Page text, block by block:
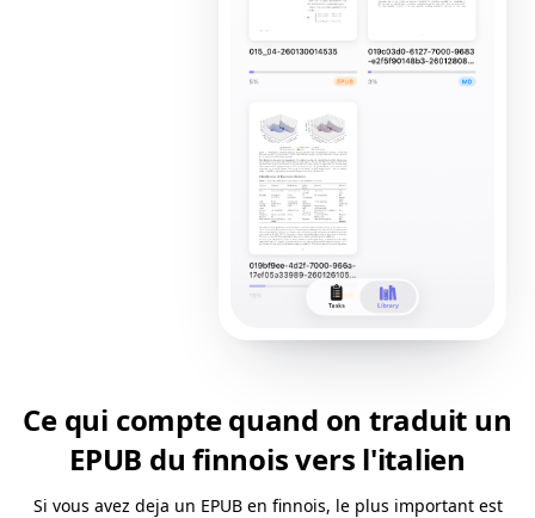
Ce qui compte quand on traduit un
EPUB du finnois vers l'italien
Si vous avez deja un EPUB en finnois, le plus important est